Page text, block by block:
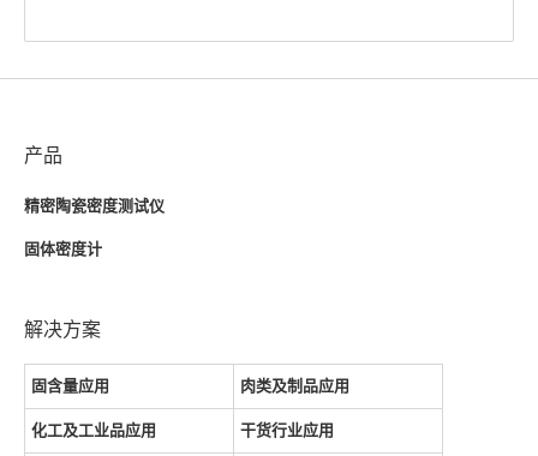
产品
精密陶瓷密度测试仪
固体密度计
解决方案
固含量应用 肉类及制品应用
化工及工业品应用 干货行业应用